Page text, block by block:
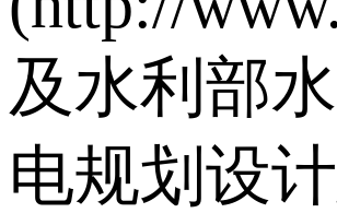
及水利部
电规划设